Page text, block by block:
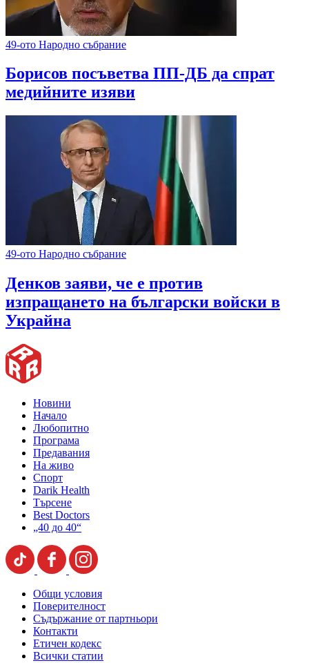
49-ото Народно събрание
Борисов посъветва ПП-ДБ да спрат
медийните изяви
49-ото Народно събрание
Денков заяви, че е против
изпращането на български войски в
Украйна
Новини
Начало
Любопитно
Програма
Предавания
На живо
Спорт
Darik Health
Търсене
Best Doctors
„40 до 40“
Общи условия
Поверителност
Съдържание от партньори
Контакти
Етичен кодекс
Всички статии